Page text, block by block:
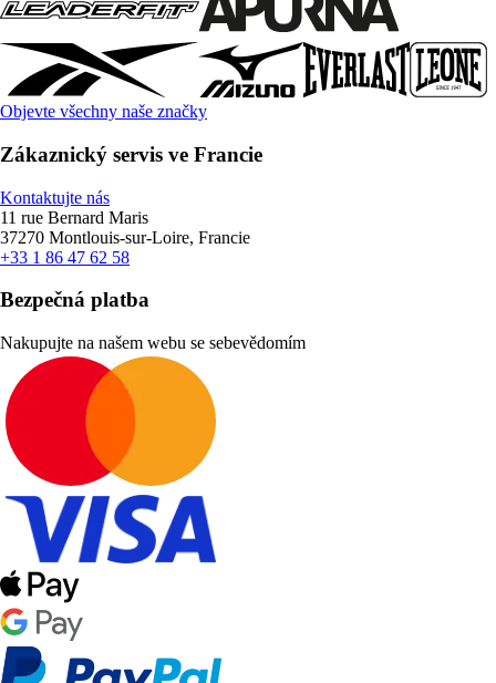
Objevte všechny naše značky
Zákaznický servis ve Francie
Kontaktujte nás
11 rue Bernard Maris
37270 Montlouis-sur-Loire, Francie
+33 1 86 47 62 58
Bezpečná platba
Nakupujte na našem webu se sebevědomím